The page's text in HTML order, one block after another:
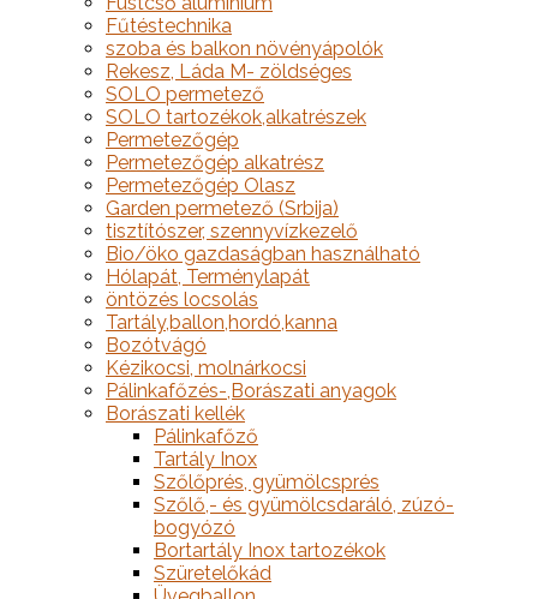
Fűtéstechnika
szoba és balkon növényápolók
Rekesz, Láda M- zöldséges
SOLO permetező
SOLO tartozékok,alkatrészek
Permetezőgép
Permetezőgép alkatrész
Permetezőgép Olasz
Garden permetező (Srbija)
tisztítószer, szennyvízkezelő
Bio/öko gazdaságban használható
Hólapát, Terménylapát
öntözés locsolás
Tartály,ballon,hordó,kanna
Bozótvágó
Kézikocsi, molnárkocsi
Pálinkafőzés-,Borászati anyagok
Borászati kellék
Pálinkafőző
Tartály Inox
Szőlőprés, gyümölcsprés
Szőlő,- és gyümölcsdaráló, zúzó-
bogyózó
Bortartály Inox tartozékok
Szüretelőkád